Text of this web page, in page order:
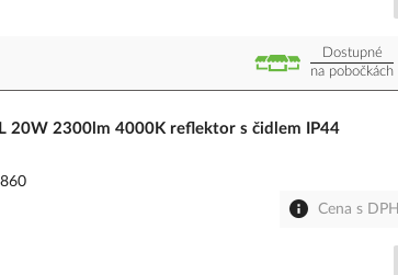
Dostupné
na pobočkách
20W 2300lm 4000K reflektor s čidlem IP44
Cena s DPH